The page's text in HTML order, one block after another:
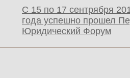
С 15 по 17 сентрября
года успешно прошел
Юридический Форум